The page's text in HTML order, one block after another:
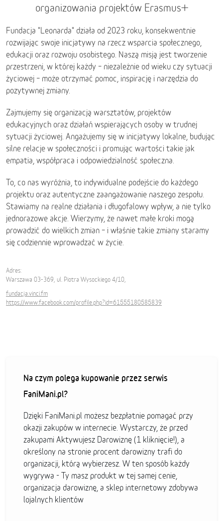
organizowania projektów Erasmus+
Fundacja "Leonarda" działa od 2023 roku, konsekwentnie
rozwijając swoje inicjatywy na rzecz wsparcia społecznego,
edukacji oraz rozwoju osobistego. Naszą misją jest tworzenie
przestrzeni, w której każdy – niezależnie od wieku czy sytuacji
życiowej – może otrzymać pomoc, inspirację i narzędzia do
pozytywnej zmiany.
Zajmujemy się organizacją warsztatów, projektów
edukacyjnych oraz działań wspierających osoby w trudnej
sytuacji życiowej. Angażujemy się w inicjatywy lokalne, budując
silne relacje w społeczności i promując wartości takie jak
empatia, współpraca i odpowiedzialność społeczna.
To, co nas wyróżnia, to indywidualne podejście do każdego
projektu oraz autentyczne zaangażowanie naszego zespołu.
Stawiamy na realne działania i długofalowy wpływ, a nie tylko
jednorazowe akcje. Wierzymy, że nawet małe kroki mogą
prowadzić do wielkich zmian – i właśnie takie zmiany staramy
się codziennie wprowadzać w życie.
Adres:
Warszawa 03-369, ul. Piotra Wysockiego 4/10,
fundacja.vinci.fm
https://www.facebook.com/profile.php?id=61555180585839
Na czym polega kupowanie przez serwis
FaniMani.pl?
Dzięki FaniMani.pl możesz bezpłatnie pomagać przy
okazji zakupów w internecie. Wystarczy, że przed
zakupami Aktywujesz Darowiznę (1 kliknięcie!), a
określony na stronie procent darowizny trafi do
organizacji, którą wybierzesz. W ten sposób każdy
wygrywa - Ty masz produkt w tej samej cenie,
organizacja darowiznę, a sklep internetowy zdobywa
lojalnych klientów